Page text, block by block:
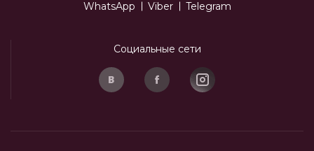
WhatsApp Viber Telegram
Социальные сети